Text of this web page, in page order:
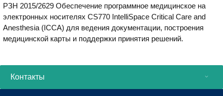
сигналов тревоги на дисплее можно
отключить. При дистанционной
установке можно отключить звук
монитора пациента в палате, оставив
РЗН 2015/2629 Обеспечение программное медицинское на
электронных носителях CS770 IntelliSpace Critical Care and
Anesthesia (ICCA) для ведения документации, построения
медицинской карты и поддержки принятия решений.
Контакты